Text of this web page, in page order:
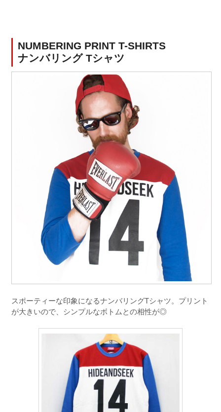
NUMBERING PRINT T-SHIRTS
ナンバリング Tシャツ
スポーティーな印象になるナンバリングTシャツ。プリント
が大きいので、シンプルなボトムとの相性が◎